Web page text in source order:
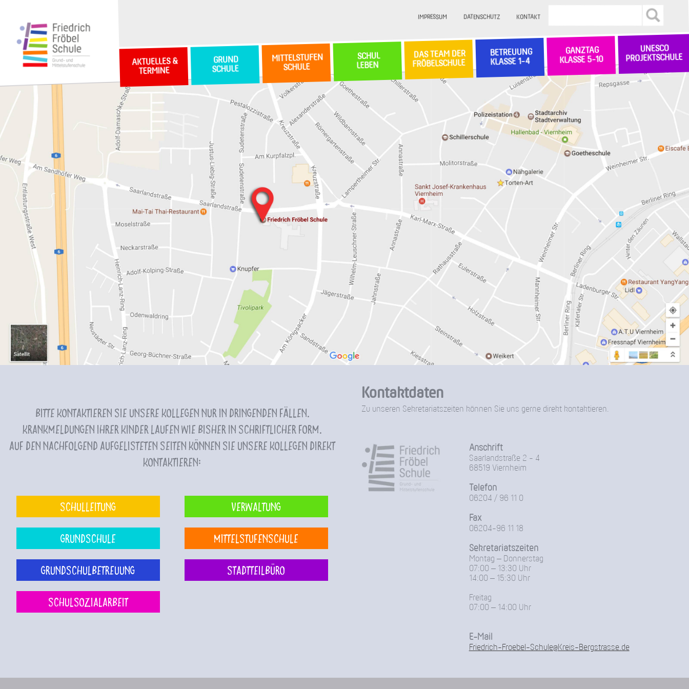
IMPRESSUM DATENSCHUTZ KONTAKT
AKTUELLES &
TERMINE
GRUND
SCHULE
MITTELSTUFEN
SCHULE
SCHUL
LEBEN
DAS TEAM DER
FRÖBELSCHULE
BETREUUNG
KLASSE 1-4
GANZTAG
KLASSE 5-10
UNESCO
PROJEKTSCHULE
Bitte kontaktieren Sie unsere Kollegen nur in dringenden Fällen.
Krankmeldungen Ihrer Kinder laufen wie bisher in schriftlicher Form.
Auf den nachfolgend aufgelisteten Seiten können Sie unsere Kollegen direkt
kontaktieren:
Schulleitung Verwaltung
Grundschule Mittelstufenschule
Grundschulbetreuung Stadtteilbüro
Schulsozialarbeit
Kontaktdaten
Zu unseren Sekretariatszeiten können Sie uns gerne direkt kontaktieren.
Anschrift
Saarlandstraße 2 - 4
68519 Viernheim
Telefon
06204 / 96 11 0
Fax
06204-96 11 18
Sekretariatszeiten
Montag – Donnerstag
07:00 – 13:30 Uhr
14:00 – 15:30 Uhr
Freitag
07:00 – 14:00 Uhr
E-Mail
Friedrich-Froebel-Schule@Kreis-Bergstrasse.de